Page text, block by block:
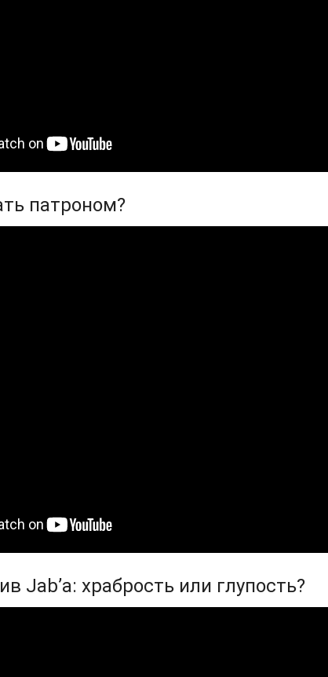
патроном?
Jab’а: храбрость или глупость?